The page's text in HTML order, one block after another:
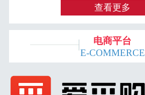
查看更多
电商平台
E-COMMERCE